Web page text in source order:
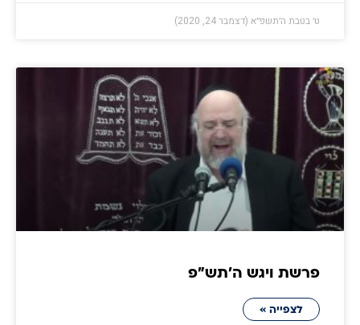
ט׳ בטבת ה׳תשפ״א (דצמבר 24, 2020)
פרשת ויגש ה׳תש״פ
לצפייה »